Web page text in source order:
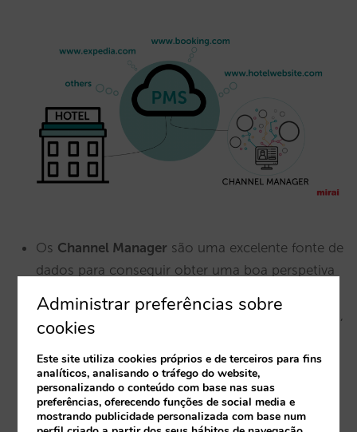
Os Channel Manager são uma excelente fonte de
dados para conseguir obter uma boa perspetiva
vez existam mais canais de operadores turísticos,
como o Jet2Holiday). Este
boa alternativa (e em tempo real) para definir e
tomar medidas na procura de uma boa
estratégia de venda direta, bem como realizar o
acompanhamento de imediato.
Administrar preferências sobre
cookies
Este site utiliza cookies próprios e de terceiros para fins
analíticos, analisando o tráfego do website,
personalizando o conteúdo com base nas suas
preferências, oferecendo funções de social media e
mostrando publicidade personalizada com base num